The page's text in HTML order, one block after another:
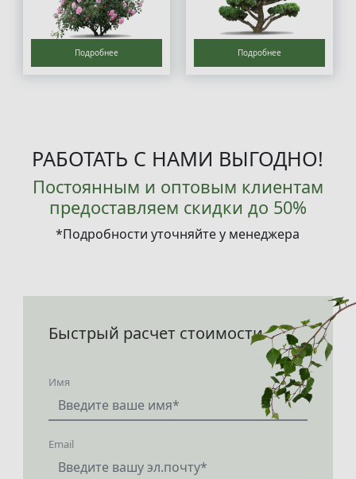
Подробнее Подробнее
РАБОТАТЬ С НАМИ ВЫГОДНО!
Постоянным и оптовым клиентам
предоставляем скидки до 50%
*Подробности уточняйте у менеджера
Быстрый расчет стоимости
Имя
Email